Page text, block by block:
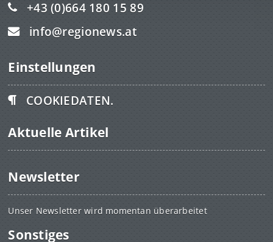
+43 (0)664 180 15 89
info@regionews.at
Einstellungen
COOKIEDATEN.
Aktuelle Artikel
Newsletter
Unser Newsletter wird momentan überarbeitet
Sonstiges